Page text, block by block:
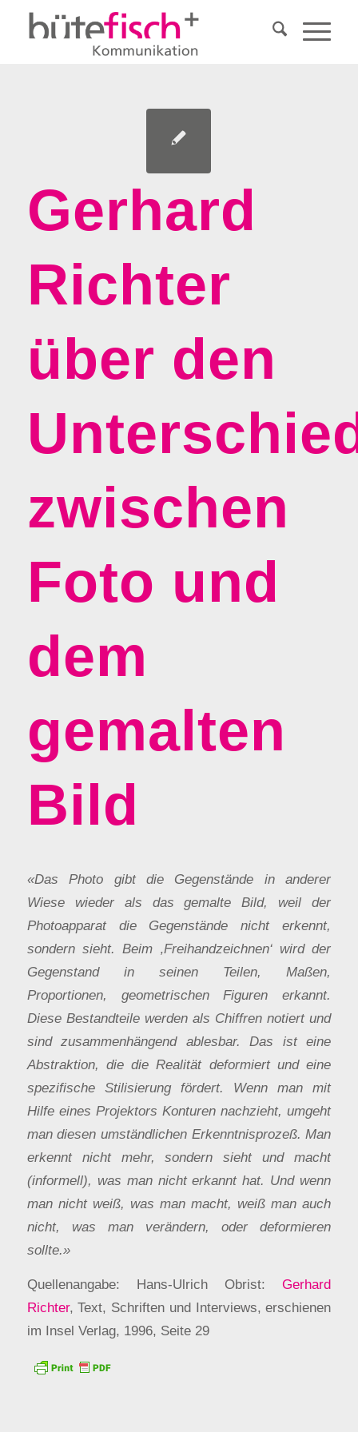
Gerhard
Richter
über den
zwischen
Foto und
dem
gemalten
Bild
«Das Photo gibt die Gegenstände in anderer
Wiese wieder als das gemalte Bild, weil der
Photoapparat die Gegenstände nicht erkennt,
sondern sieht. Beim ‚Freihandzeichnen‘ wird der
Gegenstand in seinen Teilen, Maßen,
Proportionen, geometrischen Figuren erkannt.
Diese Bestandteile werden als Chiffren notiert und
sind zusammenhängend ablesbar. Das ist eine
Abstraktion, die die Realität deformiert und eine
spezifische Stilisierung fördert. Wenn man mit
Hilfe eines Projektors Konturen nachzieht, umgeht
man diesen umständlichen Erkenntnisprozeß. Man
erkennt nicht mehr, sondern sieht und macht
(informell), was man nicht erkannt hat. Und wenn
man nicht weiß, was man macht, weiß man auch
nicht, was man verändern, oder deformieren
sollte.»
Quellenangabe: Hans-Ulrich Obrist:Gerhard
Richter, Text, Schriften und Interviews, erschienen
im Insel Verlag, 1996, Seite 29